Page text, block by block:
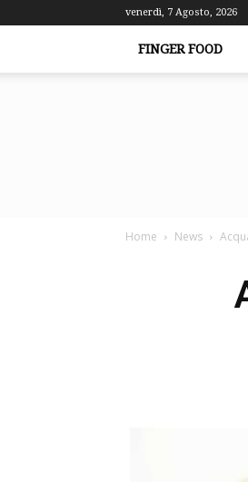
venerdì, 7 Agosto, 2026
FINGER FOOD
Home News